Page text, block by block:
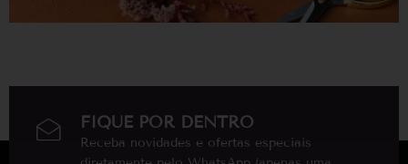
FIQUE POR DENTRO
Receba novidades e ofertas especiais